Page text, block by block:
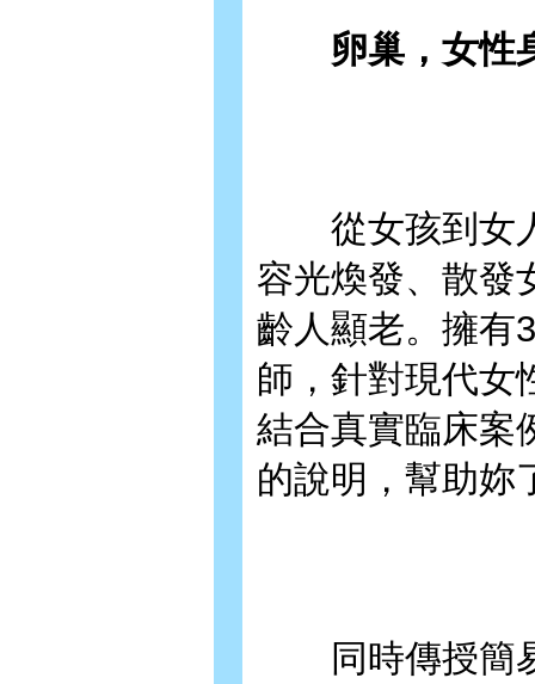
卵巢，女性
從女孩到女人
容光煥發、散發
齡人顯老。擁有
師，針對現代女
結合真實臨床案
的說明，幫助妳
同時傳授簡易